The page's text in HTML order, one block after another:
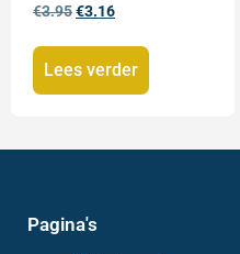
€3.95€3.16
Lees verder
Pagina's